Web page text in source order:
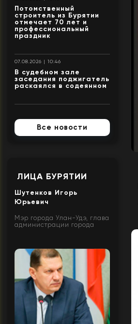
Потомственный
строитель из Бурятии
отмечает 70 лет и
профессиональный
праздник
07.08.2026 | 10:46
В судебном зале
заседания поджигатель
раскаялся в содеянном
Все новости
ЛИЦА БУРЯТИИ
Шутенков Игорь
Юрьевич
Мэр города Улан-Удэ, глава
администрации города